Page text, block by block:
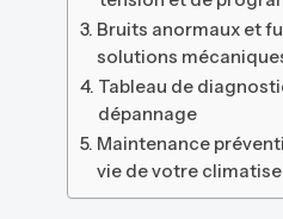
Bruits anormaux et
solutions
Tableau de
dépannage
Maintenance
vie de votre